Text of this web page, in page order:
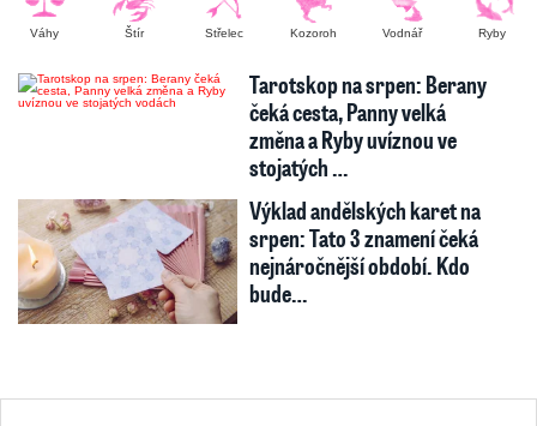
Váhy Štír Střelec Kozoroh Vodnář Ryby
Tarotskop na srpen: Berany
čeká cesta, Panny velká
změna a Ryby uvíznou ve
stojatých …
Výklad andělských karet na
srpen: Tato 3 znamení čeká
nejnáročnější období. Kdo
bude…